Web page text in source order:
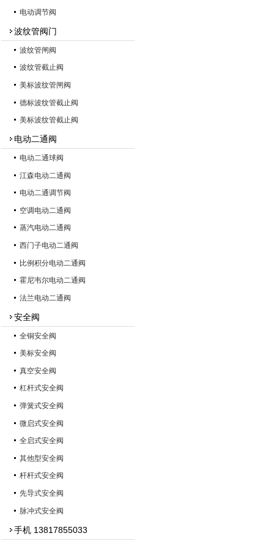
电动调节阀
波纹管阀门
波纹管闸阀
波纹管截止阀
美标波纹管闸阀
德标波纹管截止阀
美标波纹管截止阀
电动二通阀
电动二通球阀
江森电动二通阀
电动二通调节阀
空调电动二通阀
蒸汽电动二通阀
西门子电动二通阀
比例积分电动二通阀
霍尼韦尔电动二通阀
法兰电动二通阀
安全阀
全铜安全阀
美标安全阀
真空安全阀
杠杆式安全阀
弹簧式安全阀
微启式安全阀
全启式安全阀
其他型安全阀
杆杆式安全阀
先导式安全阀
脉冲式安全阀
手机 13817855033